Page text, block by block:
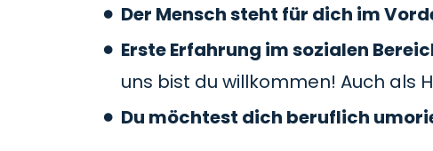
Der Mensch steht für dich im
Erste Erfahrung im sozialen
uns bist du willkommen! Auch als
Du möchtest dich beruflich